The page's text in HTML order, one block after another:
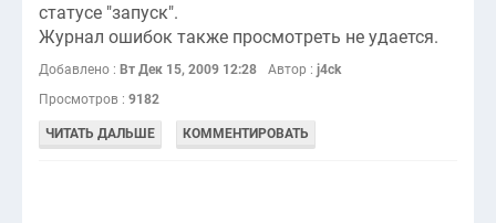
статусе "запуск".
Журнал ошибок также просмотреть не удается.
Добавлено : Вт Дек 15, 2009 12:28 Автор : j4ck
Просмотров : 9182
ЧИТАТЬ ДАЛЬШЕ КОММЕНТИРОВАТЬ